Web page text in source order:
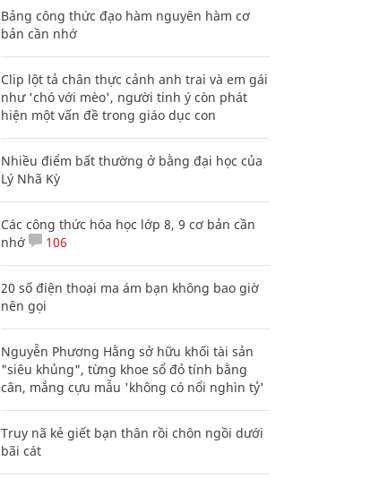
Bảng công thức đạo hàm nguyên hàm cơ
bản cần nhớ
Clip lột tả chân thực cảnh anh trai và em gái
như 'chó với mèo', người tinh ý còn phát
hiện một vấn đề trong giáo dục con
Nhiều điểm bất thường ở bằng đại học của
Lý Nhã Kỳ
Các công thức hóa học lớp 8, 9 cơ bản cần
nhớ
106
20 số điện thoại ma ám bạn không bao giờ
nên gọi
Nguyễn Phương Hằng sở hữu khối tài sản
"siêu khủng", từng khoe sổ đỏ tính bằng
cân, mắng cựu mẫu 'không có nổi nghìn tỷ'
Truy nã kẻ giết bạn thân rồi chôn ngồi dưới
bãi cát